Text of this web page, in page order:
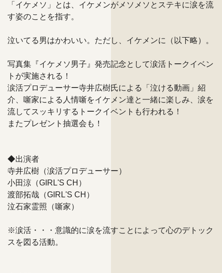
「イケメソ」とは、イケメンがメソメソとステキに涙を流
す姿のことを指す。
泣いてる男はかわいい。ただし、イケメンに（以下略）。
写真集『イケメソ男子』発売記念として涙活トークイベン
トが実施される！
涙活プロデューサー寺井広樹氏による「泣ける動画」紹
介、噺家による人情噺をイケメン達と一緒に楽しみ、涙を
流してスッキリするトークイベントも行われる！
またプレゼント抽選会も！
◆出演者
寺井広樹（涙活プロデューサー）
小田涼（GIRL'S CH）
渡部拓哉（GIRL'S CH）
泣石家霊照（噺家）
※涙活・・・意識的に涙を流すことによって心のデトック
スを図る活動。